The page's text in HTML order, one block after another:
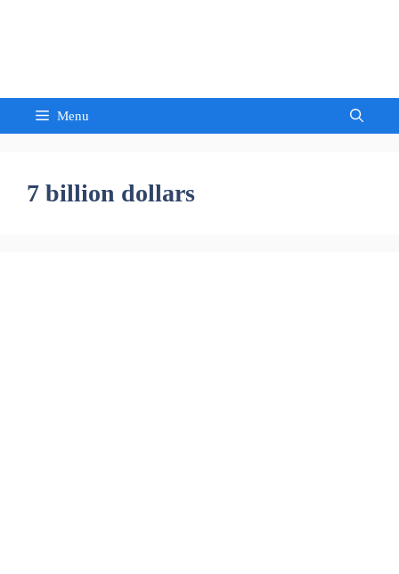
Menu
7 billion dollars